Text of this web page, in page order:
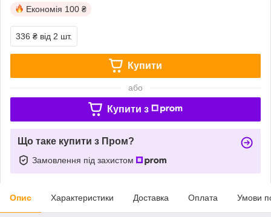
Економія 100 ₴
336 ₴ від 2 шт.
Купити
або
Купити з
Що таке купити з Пром?
Замовлення під захистом
Опис Характеристики Доставка Оплата Умови